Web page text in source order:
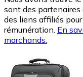
sont des
des liens affiliés
rémunération. En
marchands.